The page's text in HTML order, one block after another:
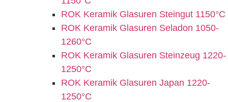
ROK Keramik Glasuren Steingut 1150°C
ROK Keramik Glasuren Seladon 1050-
1260°C
ROK Keramik Glasuren Steinzeug 1220-
1250°C
ROK Keramik Glasuren Japan 1220-
1250°C